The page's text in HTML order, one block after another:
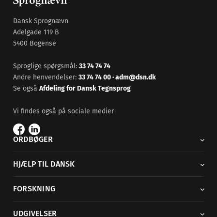
Dansk Sprognævn
Adelgade 119 B
5400 Bogense
Sproglige spørgsmål: 33 74 74 74
Andre henvendelser: 33 74 74 00·adm@dsn.dk
Se også Afdeling for Dansk Tegnsprog
Vi findes også på sociale medier
ORDBØGER
HJÆLP TIL DANSK
FORSKNING
UDGIVELSER